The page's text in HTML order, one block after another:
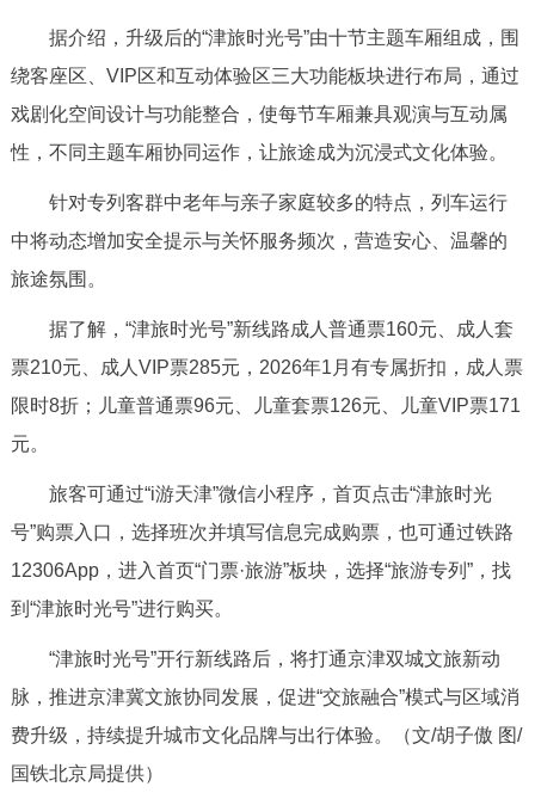
据介绍，升级后的“津旅时光号”由十节主题车厢组成，围
绕客座区、VIP区和互动体验区三大功能板块进行布局，通过
戏剧化空间设计与功能整合，使每节车厢兼具观演与互动属
性，不同主题车厢协同运作，让旅途成为沉浸式文化体验。
针对专列客群中老年与亲子家庭较多的特点，列车运行
中将动态增加安全提示与关怀服务频次，营造安心、温馨的
旅途氛围。
据了解，“津旅时光号”新线路成人普通票160元、成人套
票210元、成人VIP票285元，2026年1月有专属折扣，成人票
限时8折；儿童普通票96元、儿童套票126元、儿童VIP票171
元。
旅客可通过“i游天津”微信小程序，首页点击“津旅时光
号”购票入口，选择班次并填写信息完成购票，也可通过铁路
12306App，进入首页“门票·旅游”板块，选择“旅游专列”，找
到“津旅时光号”进行购买。
“津旅时光号”开行新线路后，将打通京津双城文旅新动
脉，推进京津冀文旅协同发展，促进“交旅融合”模式与区域消
费升级，持续提升城市文化品牌与出行体验。（文/胡子傲 图/
国铁北京局提供）